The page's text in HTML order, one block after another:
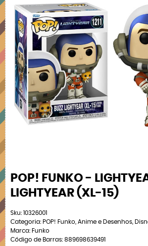
POP! FUNKO -
LIGHTYEAR (XL-15)
Sku: 10326001
Categoria: POP! Funko Anime e Desenhos
Marca: Funko
Código de Barras: 889698639491